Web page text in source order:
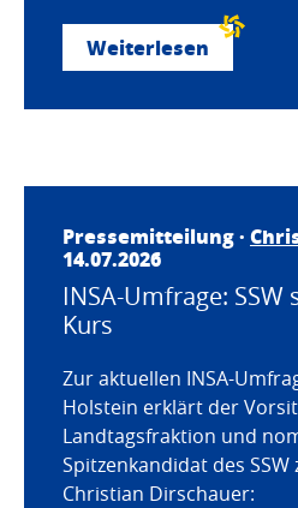
Weiterlesen
Pressemitteilung ·
14.07.2026
INSA-Umfrage:
Kurs
Zur aktuellen INSA-
Holstein erklärt der
Landtagsfraktion und
Spitzenkandidat des
Christian Dirschauer: